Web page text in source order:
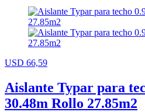
USD 66,59
Aislante Typar para
30.48m Rollo 27.85m2